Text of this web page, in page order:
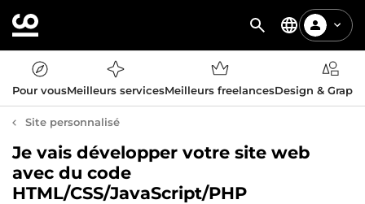
Pour vousMeilleurs servicesMeilleurs freelancesDesign &
Site personnalisé
Je vais développer votre site web
avec du code
HTML/CSS/JavaScript/PHP